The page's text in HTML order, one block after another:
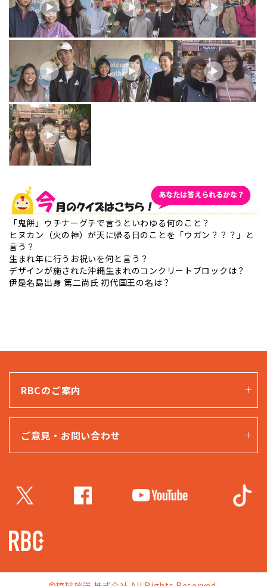
「鬼餅」ウチナーグチで言うといわゆる何のこと？
ヒヌカン（火の神）が天に帰る日のことを「ウガン？？？」と
言う？
生まれ年に行うお祝いを何と言う？
デザインが施された沖縄生まれのコンクリートブロックは？
伊是名島出身 第二尚氏 初代国王の名は？
RBCのご案内
ご意見・お問い合わせ